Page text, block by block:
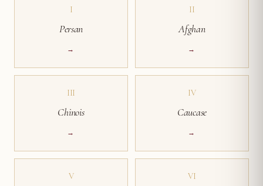
I
Persan
→
II
Afghan
→
III
Chinois
→
IV
Caucase
→
V VI